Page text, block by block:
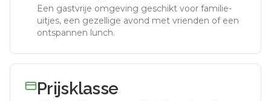
Een gastvrije omgeving geschikt voor familie-
uitjes, een gezellige avond met vrienden of een
ontspannen lunch.
Prijsklasse